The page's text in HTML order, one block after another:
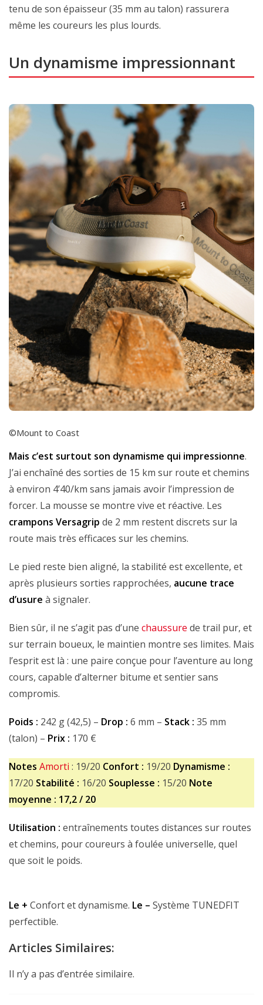
tenu de son épaisseur (35 mm au talon) rassurera
même les coureurs les plus lourds.
Un dynamisme impressionnant
©Mount to Coast
Mais c’est surtout son dynamisme qui impressionne.
J’ai enchaîné des sorties de 15 km sur route et chemins
à environ 4’40/km sans jamais avoir l’impression de
forcer. La mousse se montre vive et réactive. Les
crampons Versagrip de 2 mm restent discrets sur la
route mais très efficaces sur les chemins.
Le pied reste bien aligné, la stabilité est excellente, et
après plusieurs sorties rapprochées, aucune trace
d’usure à signaler.
Bien sûr, il ne s’agit pas d’une chaussure de trail pur, et
sur terrain boueux, le maintien montre ses limites. Mais
l’esprit est là : une paire conçue pour l’aventure au long
cours, capable d’alterner bitume et sentier sans
compromis.
Poids : 242 g (42,5) – Drop : 6 mm – Stack : 35 mm
(talon) – Prix : 170 €
Notes Amorti : 19/20 Confort : 19/20 Dynamisme :
17/20 Stabilité : 16/20 Souplesse : 15/20 Note
moyenne : 17,2 / 20
Utilisation : entraînements toutes distances sur routes
et chemins, pour coureurs à foulée universelle, quel
que soit le poids.
Le + Confort et dynamisme. Le – Système TUNEDFIT
perfectible.
Articles Similaires:
Il n’y a pas d’entrée similaire.